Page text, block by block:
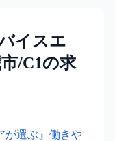
イスエ
/C1の求
が選ぶ』働きや